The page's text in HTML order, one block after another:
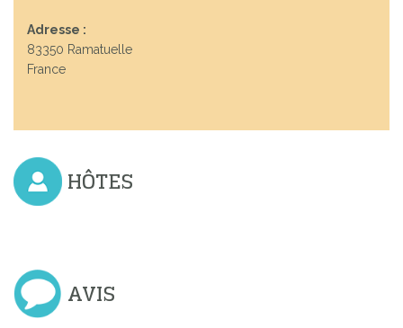
Adresse :
83350 Ramatuelle
France
HÔTES
AVIS